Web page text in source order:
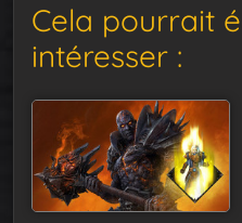
Cela pourrait
intéresser :